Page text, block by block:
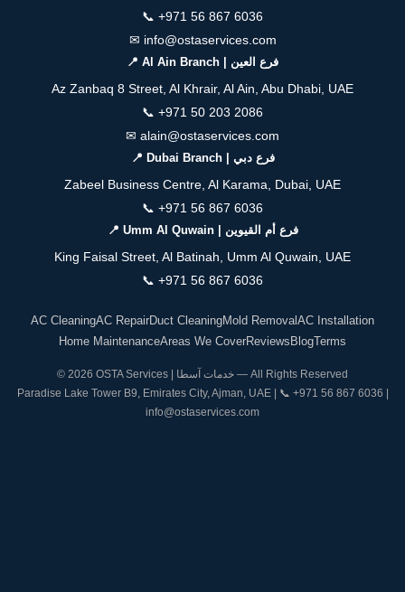
📞 +971 56 867 6036
✉ info@ostaservices.com
📍 Al Ain Branch | فرع العين
Az Zanbaq 8 Street, Al Khrair, Al Ain, Abu Dhabi, UAE
📞 +971 50 203 2086
✉ alain@ostaservices.com
📍 Dubai Branch | فرع دبي
Zabeel Business Centre, Al Karama, Dubai, UAE
📞 +971 56 867 6036
📍 Umm Al Quwain | فرع أم القيوين
King Faisal Street, Al Batinah, Umm Al Quwain, UAE
📞 +971 56 867 6036
AC CleaningAC RepairDuct CleaningMold Removal AC Installation
Home MaintenanceAreas We CoverReviews BlogTerms
© 2026 OSTA Services | خدمات آسطا — All Rights Reserved
Paradise Lake Tower B9, Emirates City, Ajman, UAE | 📞 +971 56 867 6036
info@ostaservices.com